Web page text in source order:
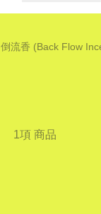
倒流香 (Back Flow
1項 商品